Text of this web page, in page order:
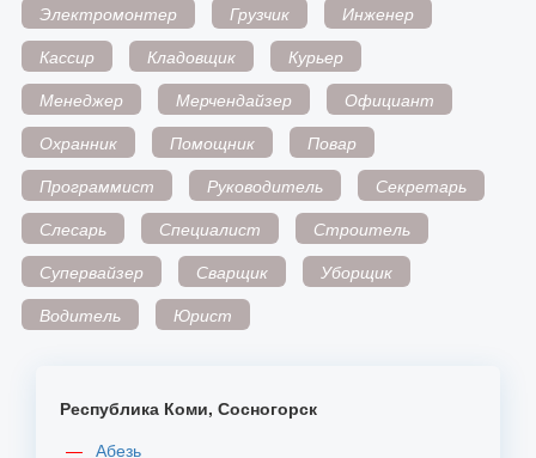
Электромонтер
Грузчик
Инженер
Кассир
Кладовщик
Курьер
Менеджер
Мерчендайзер
Официант
Охранник
Помощник
Повар
Программист
Руководитель
Секретарь
Слесарь
Специалист
Строитель
Супервайзер
Сварщик
Уборщик
Водитель
Юрист
Республика Коми, Сосногорск
Абезь